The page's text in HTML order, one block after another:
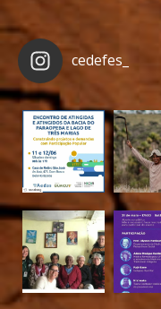
cedefes_